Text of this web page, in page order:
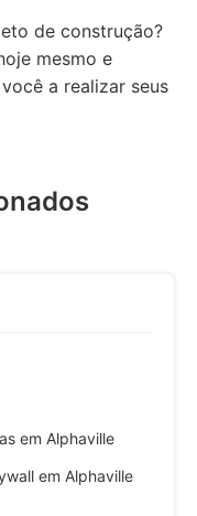
de construção?
mesmo e
a realizar seus
em Alphaville
em Alphaville